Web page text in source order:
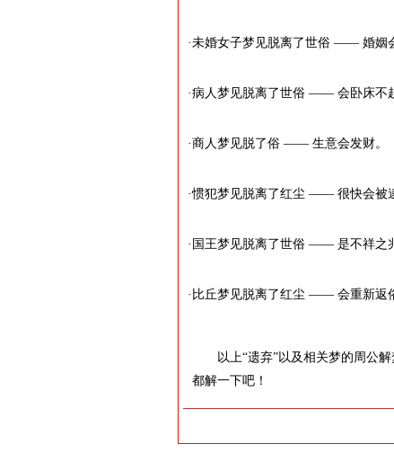
·未婚女子梦见脱离了世俗 —— 婚姻
·病人梦见脱离了世俗 —— 会卧床不
·商人梦见脱了俗 —— 生意会发财。
·惯犯梦见脱离了红尘 —— 很快会被
·国王梦见脱离了世俗 —— 是不祥之
·比丘梦见脱离了红尘 —— 会重新返
以上“遗弃”以及相关梦的周公
都解一下吧！